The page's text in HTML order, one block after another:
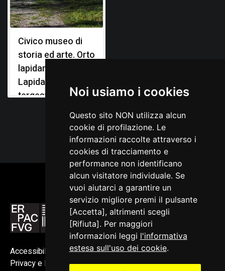
Noi usiamo i cookies
Questo sito NON utilizza alcun
cookie di profilazione. Le
informazioni raccolte attraverso i
cookies di tracciamento e
performance non identificano
alcun visitatore individuale. Se
vuoi aiutarci a garantire un
servizio migliore premi il pulsante
[Accetta], altrimenti scegli
[Rifiuta]. Per maggiori
informazioni leggi l'informativa
estesa sull'uso dei cookie.
Civico museo di
storia ed arte. Orto
lapidario e
Lapidario
tergestino
Accessibilità
Privacy e Note legali